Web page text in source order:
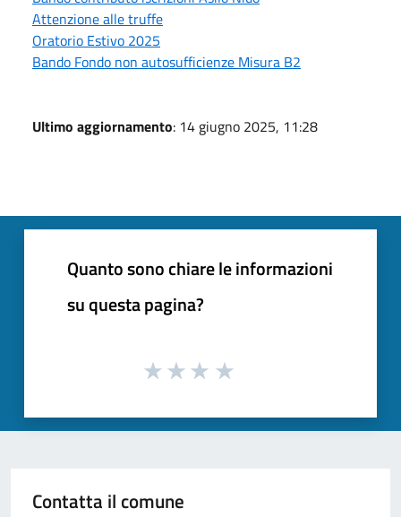
Attenzione alle truffe
Oratorio Estivo 2025
Bando Fondo non autosufficienze Misura B2
Ultimo aggiornamento: 14 giugno 2025, 11:28
Quanto sono chiare le informazioni
su questa pagina?
Contatta il comune